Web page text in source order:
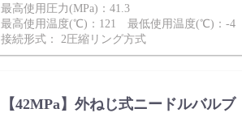
最高使用圧力(MPa)：41.3
最高使用温度(℃)：121 最低使用温度(℃)：-4
接続形式： 2圧縮リング方式
【42MPa】外ねじ式ニードルバルブ